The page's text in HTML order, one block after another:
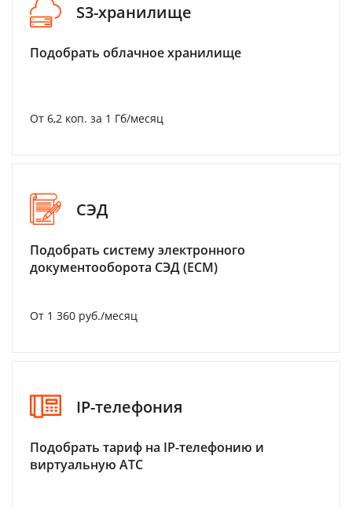
S3-хранилище
Подобрать облачное хранилище
От 6,2 коп. за 1 Гб/месяц
СЭД
Подобрать систему электронного
документооборота СЭД (ECM)
От 1 360 руб./месяц
IP-телефония
Подобрать тариф на IP-телефонию и
виртуальную АТС